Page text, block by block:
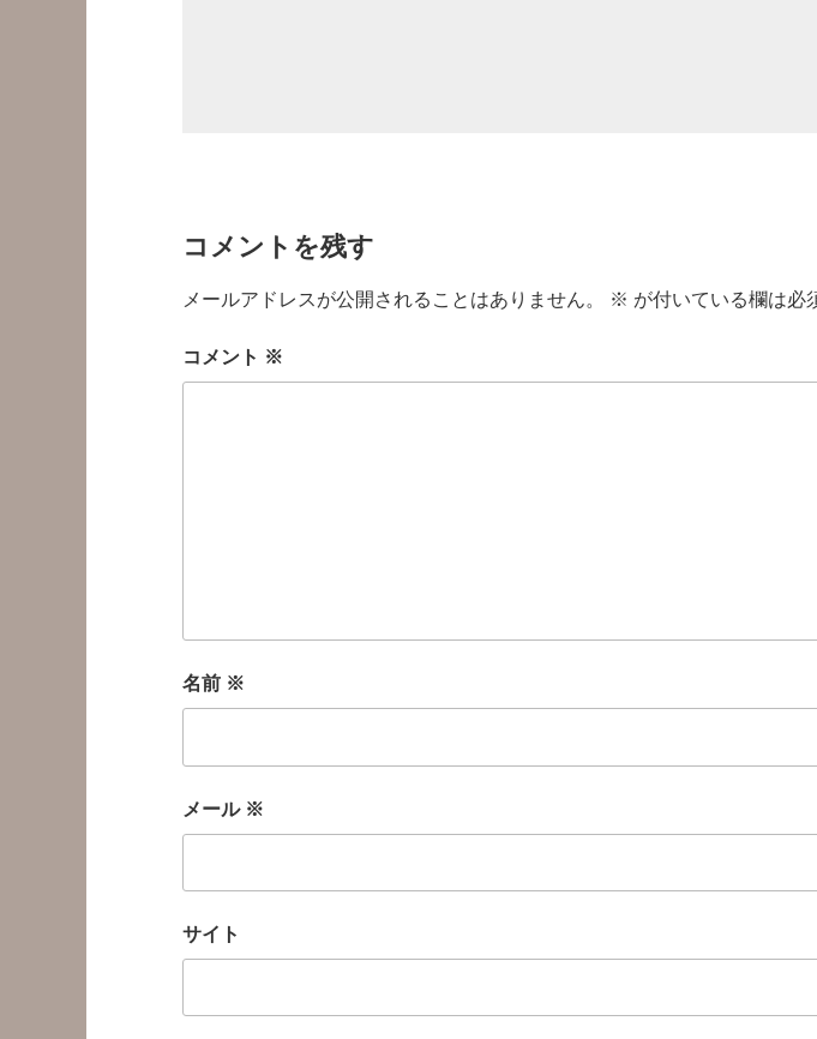
コメントを残す
メールアドレスが公開されることはありません。 ※ が付いている欄は必
コメント ※
名前 ※
メール ※
サイト